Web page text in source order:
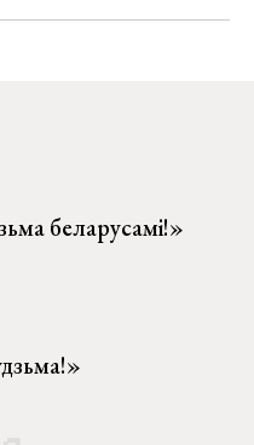
беларусамі!»